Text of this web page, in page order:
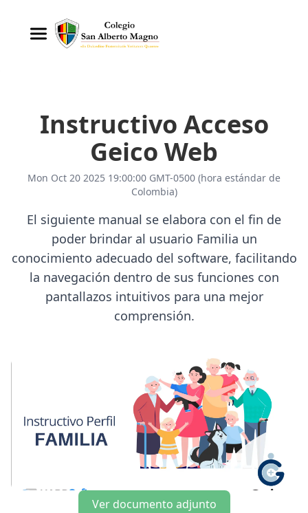
Instructivo Acceso
Geico Web
Mon Oct 20 2025 19:00:00 GMT-0500 (hora estándar de
Colombia)
El siguiente manual se elabora con el fin de
poder brindar al usuario Familia un
conocimiento adecuado del software, facilitando
la navegación dentro de sus funciones con
pantallazos intuitivos para una mejor
comprensión.
Ver documento adjunto